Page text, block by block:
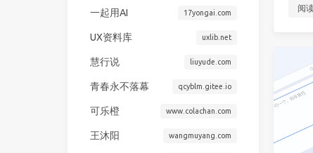
阅
一起用AI 17yongai.com
UX资料库 uxlib.net
慧行说 liuyude.com
青春永不落幕 qcyblm.gitee.io
可乐橙 www.colachan.com
王沐阳 wangmuyang.com